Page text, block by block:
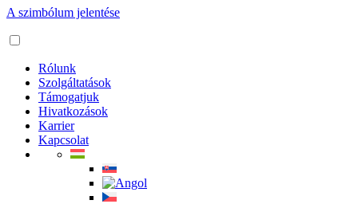
A szimbólum jelentése
Rólunk
Szolgáltatások
Támogatjuk
Hivatkozások
Karrier
Kapcsolat